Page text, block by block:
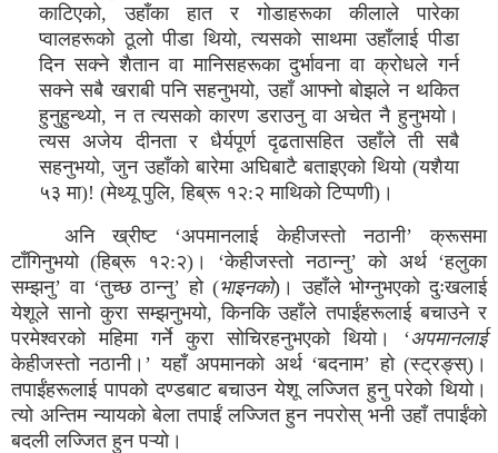
काटिएको, उहाँका हात र गोडाहरूका कीलाले पारेका
प्वालहरूको ठूलो पीडा थियो, त्यसको साथमा उहाँलाई पीडा
दिन सक्ने शैतान वा मानिसहरूका दुर्भावना वा क्रोधले गर्न
सक्ने सबै खराबी पनि सहनुभयो, उहाँ आफ्नो बोझले न थकित
हुनुहुन्थ्यो, न त त्यसको कारण डराउनु वा अचेत नै हुनुभयो।
त्यस अजेय दीनता र धैर्यपूर्ण दृढतासहित उहाँले ती सबै
सहनुभयो, जुन उहाँको बारेमा अघिबाटै बताइएको थियो (यशैया
५३ मा)! (मेथ्यू पुलि, हिब्रू १२:२ माथिको टिप्पणी)।
अनि ख्रीष्ट ‘अपमानलाई केहीजस्तो नठानी’ क्रूसमा
टाँगिनुभयो (हिब्रू १२:२)। ‘केहीजस्तो नठान्नु’ को अर्थ ‘हलुका
सम्झनु’ वा ‘तुच्छ ठान्नु’ हो (भाइनको)। उहाँले भोग्नुभएको दुःखलाई
येशूले सानो कुरा सम्झनुभयो, किनकि उहाँले तपाईंहरूलाई बचाउने र
परमेश्वरको महिमा गर्ने कुरा सोचिरहनुभएको थियो। ‘अपमानलाई
केहीजस्तो नठानी।’ यहाँ अपमानको अर्थ ‘बदनाम’ हो (स्ट्रङ्स्)।
तपाईंहरूलाई पापको दण्डबाट बचाउन येशू लज्जित हुनु परेको थियो।
त्यो अन्तिम न्यायको बेला तपाईं लज्जित हुन नपरोस् भनी उहाँ तपाईंको
बदली लज्जित हुन पऱ्यो।